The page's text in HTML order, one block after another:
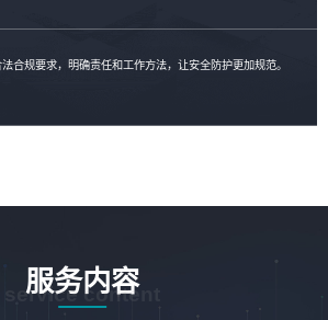
合规要求，明确责任和工作方法，让安全防护更加规范。
服务内容
service content